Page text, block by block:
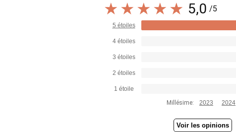
5,0 /5
5 étoiles
4 étoiles
3 étoiles
2 étoiles
1 étoile
Millésime:
2023 2024
Voir les opinions